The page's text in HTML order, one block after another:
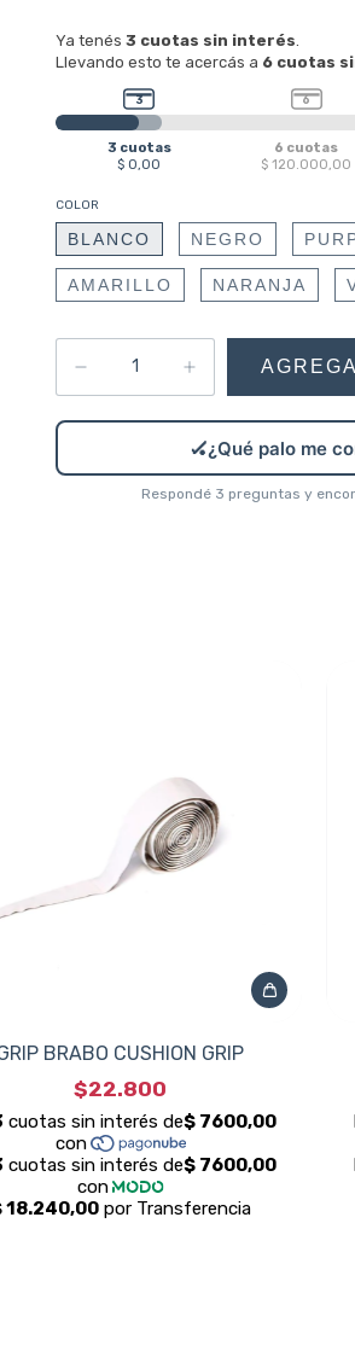
COLOR
BLANCO NEGRO
AMARILLO NARANJA
🏑¿Qué palo me
Respondé 3 preguntas y
BRABO CUSHION GRIP
$22.800